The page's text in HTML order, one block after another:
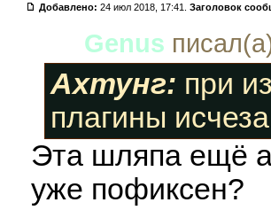
Добавлено: 24 июл 2018, 17:41. Заголовок
Genus
Ахтунг: при
плагины
Эта шляпа ещё
уже пофиксен?